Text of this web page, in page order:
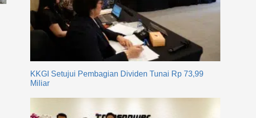
KKGI Setujui Pembagian Dividen Tunai Rp 73,99
Miliar